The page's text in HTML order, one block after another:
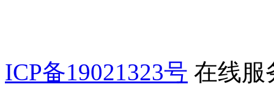
ICP备19021323号 在线服